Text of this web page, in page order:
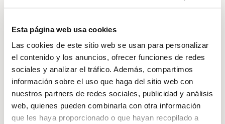
Esta página web usa cookies
Las cookies de este sitio web se usan para personalizar
el contenido y los anuncios, ofrecer funciones de redes
sociales y analizar el tráfico. Además, compartimos
información sobre el uso que haga del sitio web con
nuestros partners de redes sociales, publicidad y análisis
web, quienes pueden combinarla con otra información
que les haya proporcionado o que hayan recopilado a
equipos de back office tienen la visibilidad que
necesitan en un solo sistema.
Garantía de que los gastos están siendo
contabilizados conforme a la normativa fiscal
vigente.
Impacto financiero positivo.